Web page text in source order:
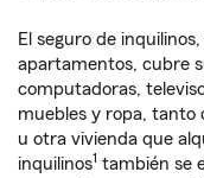
El seguro de
apartamentos, cubre
computadoras,
muebles y ropa,
u otra vivienda que
inquilinos1 también se